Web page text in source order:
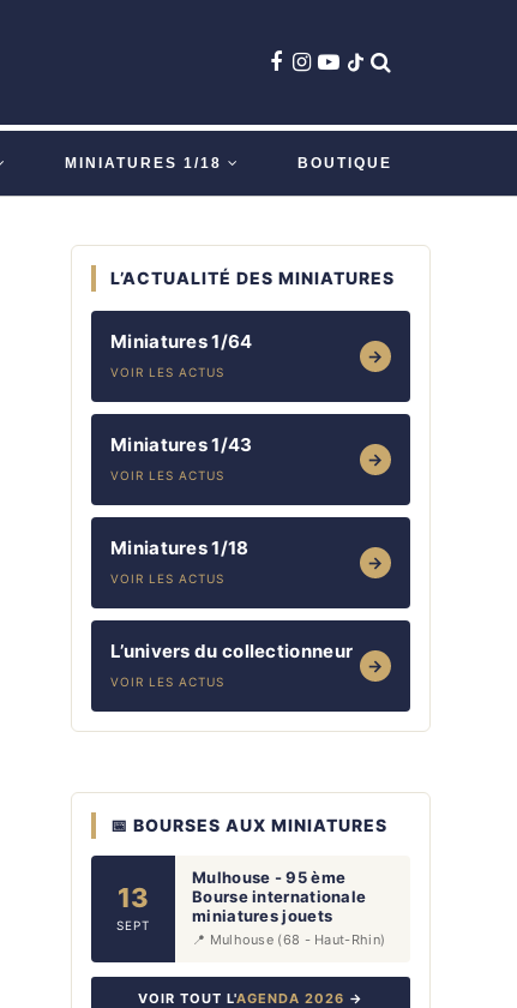
MINIATURES 1/18 BOUTIQUE
L’ACTUALITÉ DES MINIATURES
Miniatures 1/64
VOIR LES ACTUS
→
Miniatures 1/43
VOIR LES ACTUS
→
Miniatures 1/18
VOIR LES ACTUS
→
L’univers du collectionneur
VOIR LES ACTUS
→
📅 BOURSES AUX MINIATURES
13
SEPT
Mulhouse - 95 ème
Bourse internationale
miniatures jouets
📍 Mulhouse (68 - Haut-Rhin)
VOIR TOUT L'AGENDA 2026 →